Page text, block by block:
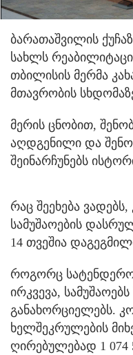
ბარათაშვილის
სახლს
თბილისის მერმა
მთავრობის
მერის ცნობით,
აღდგენილი და
შეინარჩუნებს
რაც შეეხება
სამუშაოების
14 თვეშია
როგორც
ირკვევა,
განახორციელებს.
ხელშეკრულების
ღირებულებად 1